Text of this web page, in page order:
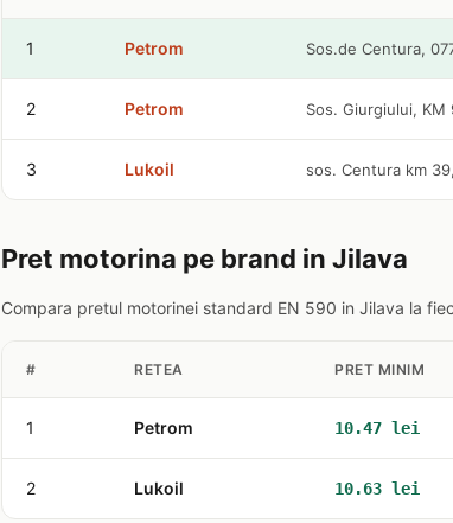
1 Petrom Sos.de Centura,
2 Petrom Sos. Giurgiului, KM
3 Lukoil sos. Centura km
Pret motorina pe brand in Jilava
Compara pretul motorinei standard EN 590 in Jilava la
# RETEA PRET MINIM
1 Petrom 10.47 lei
2 Lukoil 10.63 lei